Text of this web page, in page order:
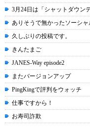
3月24日は「シャットダウンデ
ありそうで無かったソーシ
久しぶりの投稿です。
きんたまご
JANES-Way episode2
またバージョンアップ
PingKingで評判をウォッチ
仕事ですから！
お寿司詐欺